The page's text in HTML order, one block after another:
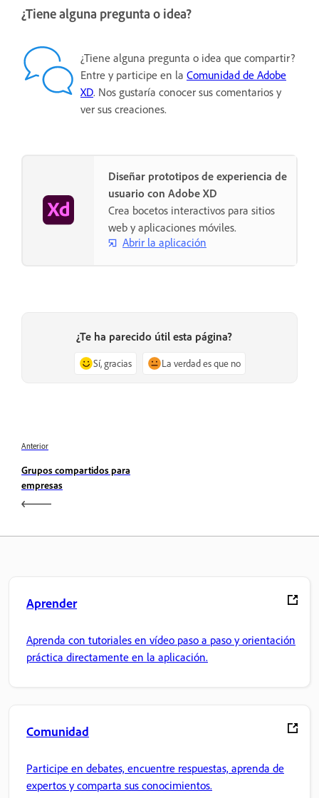
¿Tiene alguna pregunta o idea?
¿Tiene alguna pregunta o idea que compartir?
Entre y participe en la Comunidad de Adobe
XD. Nos gustaría conocer sus comentarios y
ver sus creaciones.
Diseñar prototipos de experiencia de
usuario con Adobe XD
Crea bocetos interactivos para sitios
web y aplicaciones móviles.
Abrir la aplicación
¿Te ha parecido útil esta página?
Sí, gracias La verdad es que no
Anterior
Grupos compartidos para
empresas
Aprender
Aprenda con tutoriales en vídeo paso a paso y orientación
práctica directamente en la aplicación.
Comunidad
Participe en debates, encuentre respuestas, aprenda de
expertos y comparta sus conocimientos.